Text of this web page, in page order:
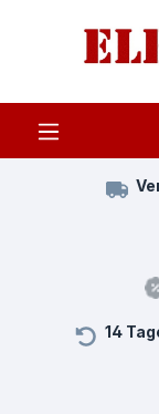
Zum Hauptinhalt
14